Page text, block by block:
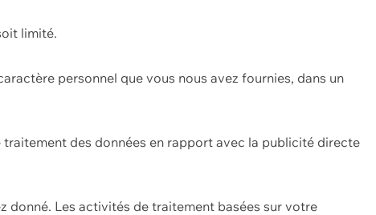
limité.
personnel que vous nous avez fournies, dans un
des données en rapport avec la publicité directe
donné. Les activités de traitement basées sur votre